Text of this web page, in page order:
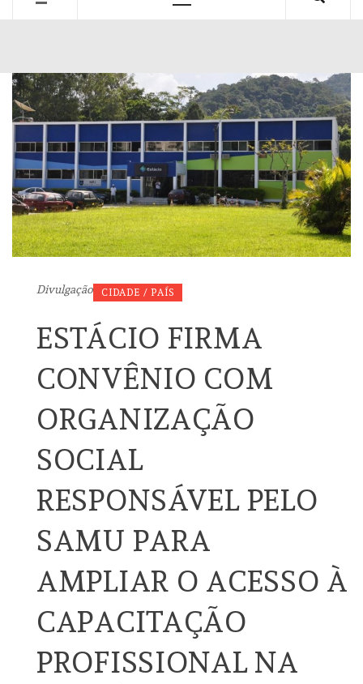
Divulgação CIDADE / PAÍS
ESTÁCIO FIRMA
CONVÊNIO COM
ORGANIZAÇÃO
SOCIAL
RESPONSÁVEL PELO
SAMU PARA
AMPLIAR O ACESSO À
CAPACITAÇÃO
PROFISSIONAL NA